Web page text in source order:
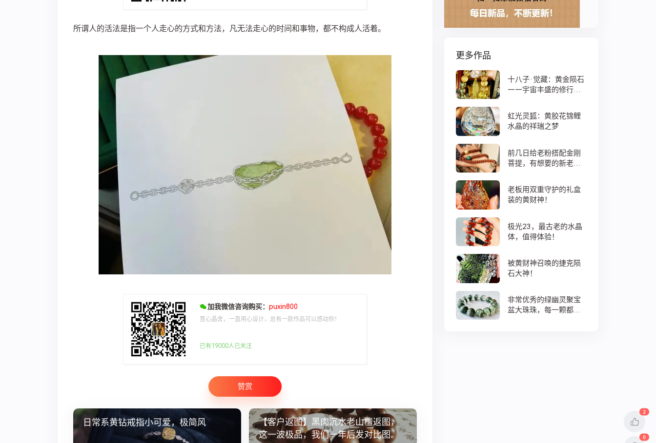
所谓人的活法是指一个人走心的方式和方法，凡无法走心的时间和事物，都不构成人活着。
加我微信咨询购买： puxin800
菩心晶舍，一直用心设计，总有一款作品可以感动你！
已有19000人已关注
赞赏
日常系黄钻戒指小可爱，极简风
【客户返图】黑肉沉水老山檀返图，
这一波极品，我们一年后发对比图。
更多作品
十八子·觉藏：黄金陨石
——宇宙丰盛的修行之
虹光灵狐：黄胶花锦鲤
水晶的祥瑞之梦
前几日给老粉搭配金刚
菩提，有想要的新老
老板用双重守护的礼盒
装的黄财神！
极光23，最古老的水晶
体，值得体验！
被黄财神召唤的捷克陨
石大神！
非常优秀的绿幽灵聚宝
盆大珠珠，每一颗都蕴
2
0